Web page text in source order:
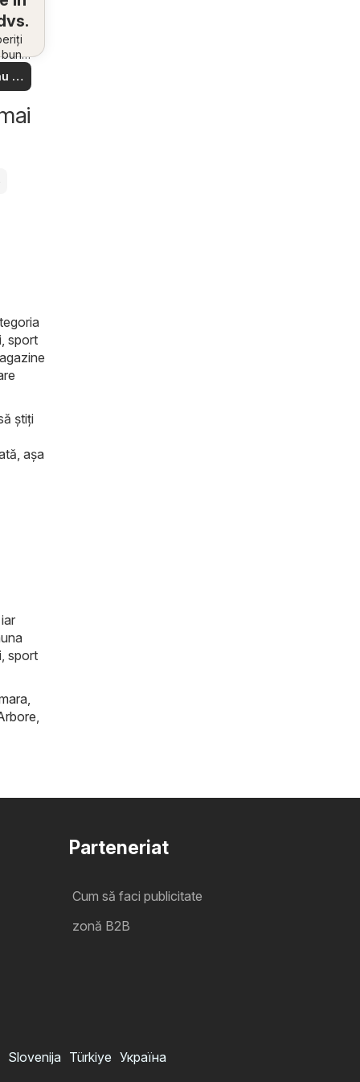
–
să
sport
știți
așa
sport
,
,
Parteneriat
Cum să faci publicitate
zonă B2B
Slovenija Türkiye Україна